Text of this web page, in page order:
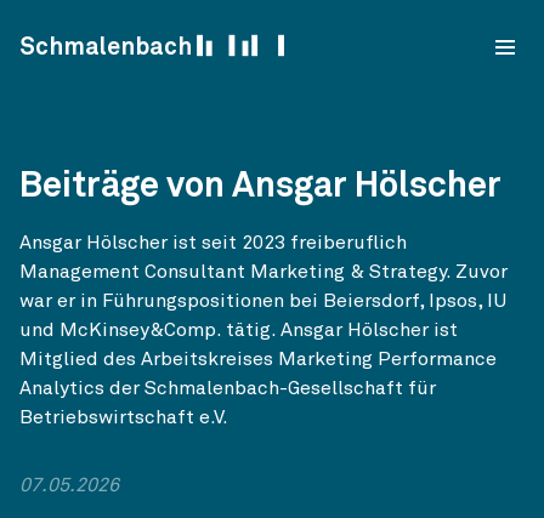
Schmalenbach
Beiträge von Ansgar Hölscher
Ansgar Hölscher ist seit 2023 freiberuflich
Management Consultant Marketing & Strategy. Zuvor
war er in Führungspositionen bei Beiersdorf, Ipsos, IU
und McKinsey&Comp. tätig. Ansgar Hölscher ist
Mitglied des Arbeitskreises Marketing Performance
Analytics der Schmalenbach-Gesellschaft für
Betriebswirtschaft e.V.
07.05.2026